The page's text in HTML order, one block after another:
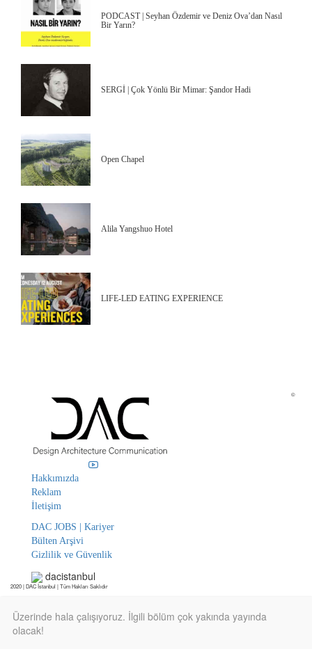
PODCAST | Seyhan Özdemir ve Deniz Ova’dan Nasıl
Bir Yarın?
SERGİ | Çok Yönlü Bir Mimar: Şandor Hadi
Open Chapel
Alila Yangshuo Hotel
LIFE-LED EATING EXPERIENCE
Hakkımızda
Reklam
İletişim
DAC JOBS | Kariyer
Bülten Arşivi
Gizlilik ve Güvenlik
dacistanbul
©
2020 | DAC İstanbul | Tüm Hakları Saklıdır
Üzerinde hala çalışıyoruz. İlgili bölüm çok yakında yayında
olacak!